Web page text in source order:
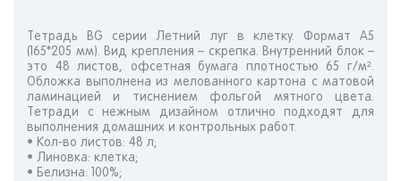
Тетрадь BG серии Летний луг в клетку. Формат А5
(165*205 мм). Вид крепления – скрепка. Внутренний блок –
это 48 листов, офсетная бумага плотностью 65 г/м².
Обложка выполнена из мелованного картона с матовой
ламинацией и тиснением фольгой мятного цвета.
Тетради с нежным дизайном отлично подходят для
выполнения домашних и контрольных работ.
• Кол-во листов: 48 л;
• Линовка: клетка;
• Белизна: 100%;